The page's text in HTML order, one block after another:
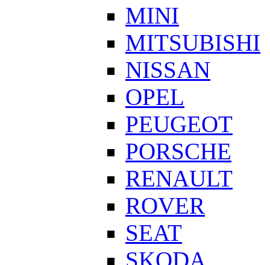
MINI
MITSUBISHI
NISSAN
OPEL
PEUGEOT
PORSCHE
RENAULT
ROVER
SEAT